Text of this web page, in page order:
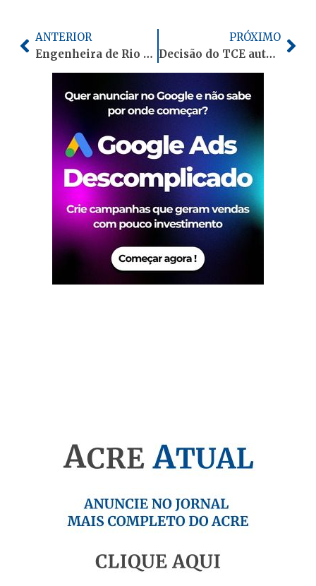
Anterior
ANTERIOR
Engenheira de Rio Branco disputará título de Miss Nikkey Brasil em São Paulo
PRÓXIMO
Decisão do TCE autoriza nomeação de concursados do Idaf em meio a restrições da LRF